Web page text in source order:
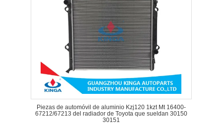
Piezas de automóvil de aluminio Kzj120 1kzt Mt 16400-
67212/67213 del radiador de Toyota que sueldan 30150
30151